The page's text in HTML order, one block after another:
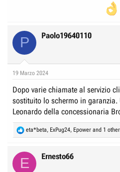
P Paolo19640110
19 Marzo 2024
Dopo varie chiamate al servizio
sostituito lo schermo in garanzia.
Leonardo della concessionaria
R
e
c
t
eta*beta, ExPug24, Epower and 1
E Ernesto66